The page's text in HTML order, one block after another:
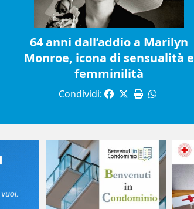
64 anni dall’addio a Marilyn
Monroe, icona di sensualità e
femminilità
Condividi: